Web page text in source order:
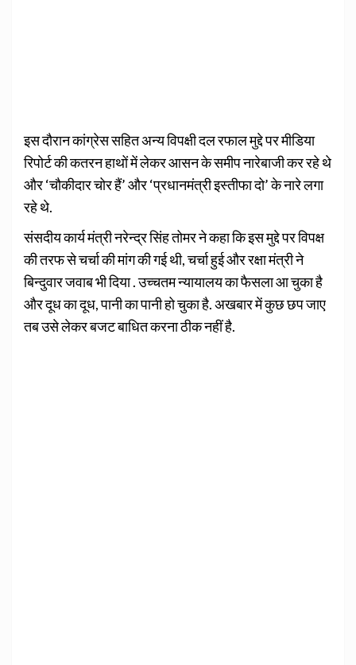
इस दौरान कांग्रेस सहित अन्य विपक्षी दल रफाल मुद्दे पर मीडिया
रिपोर्ट की कतरन हाथों में लेकर आसन के समीप नारेबाजी कर रहे थे
और ‘चौकीदार चोर हैं’ और ‘प्रधानमंत्री इस्तीफा दो’ के नारे लगा
रहे थे.
संसदीय कार्य मंत्री नरेन्द्र सिंह तोमर ने कहा कि इस मुद्दे पर विपक्ष
की तरफ से चर्चा की मांग की गई थी, चर्चा हुई और रक्षा मंत्री ने
बिन्दुवार जवाब भी दिया . उच्चतम न्यायालय का फैसला आ चुका है
और दूध का दूध, पानी का पानी हो चुका है. अखबार में कुछ छप जाए
तब उसे लेकर बजट बाधित करना ठीक नहीं है.